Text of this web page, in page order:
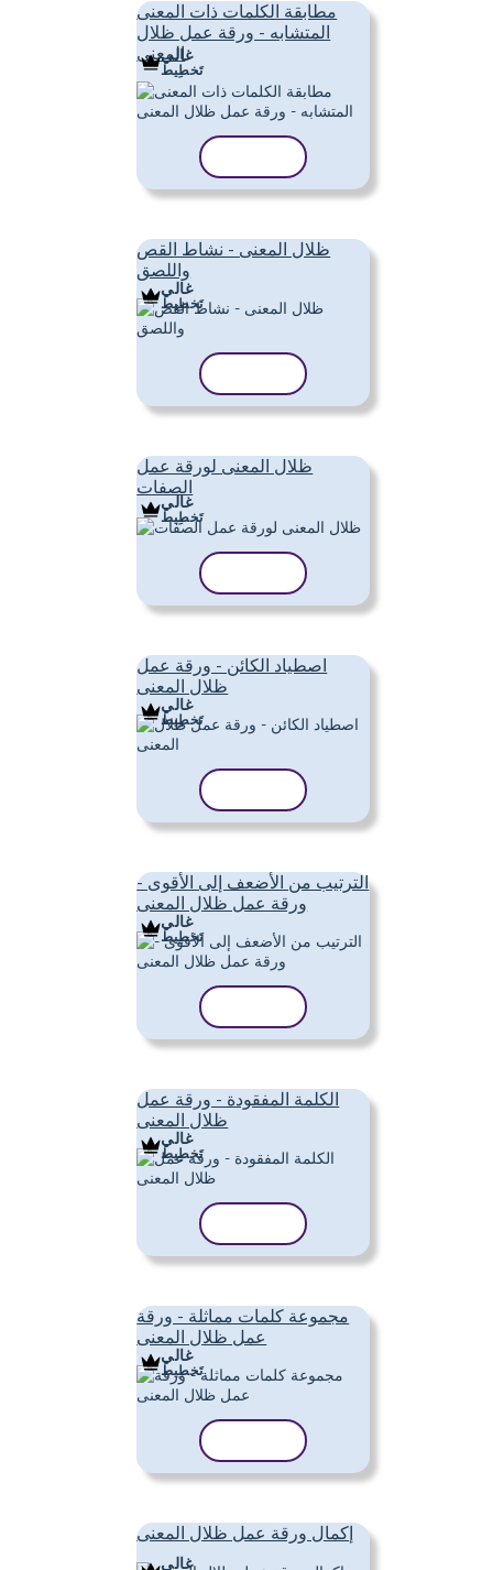
مطابقة الكلمات ذات المعنى
المتشابه - ورقة عمل ظلال
المعنى
غالي
تَخطِيط
ظلال المعنى - نشاط القص
واللصق
غالي
تَخطِيط
ظلال المعنى لورقة عمل
الصفات
غالي
تَخطِيط
اصطياد الكائن - ورقة عمل
ظلال المعنى
غالي
تَخطِيط
الترتيب من الأضعف إلى الأقوى -
ورقة عمل ظلال المعنى
غالي
تَخطِيط
الكلمة المفقودة - ورقة عمل
ظلال المعنى
غالي
تَخطِيط
مجموعة كلمات مماثلة - ورقة
عمل ظلال المعنى
غالي
تَخطِيط
إكمال ورقة عمل ظلال المعنى
غالي